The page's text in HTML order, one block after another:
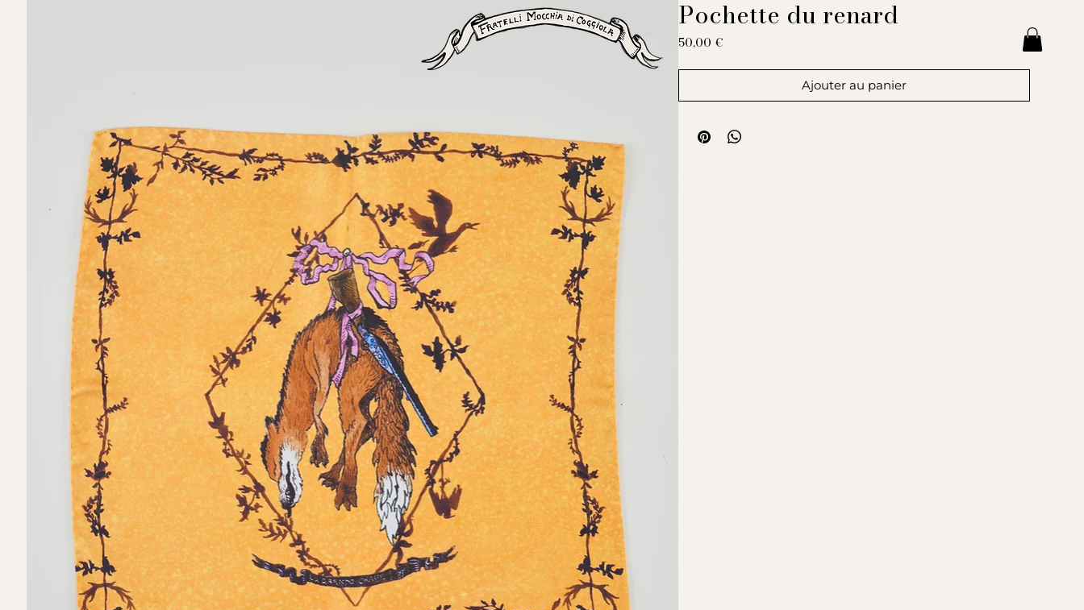
Pochette du renard
50,00 €
Ajouter au panier